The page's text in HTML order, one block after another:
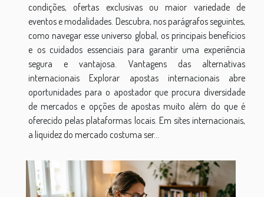
condições, ofertas exclusivas ou maior variedade de
eventos e modalidades. Descubra, nos parágrafos seguintes,
como navegar esse universo global, os principais benefícios
e os cuidados essenciais para garantir uma experiência
segura e vantajosa. Vantagens das alternativas
internacionais Explorar apostas internacionais abre
oportunidades para o apostador que procura diversidade
de mercados e opções de apostas muito além do que é
oferecido pelas plataformas locais. Em sites internacionais,
a liquidez do mercado costuma ser...